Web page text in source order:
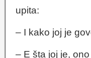
upita:
– I kako joj je
– E šta joj je,